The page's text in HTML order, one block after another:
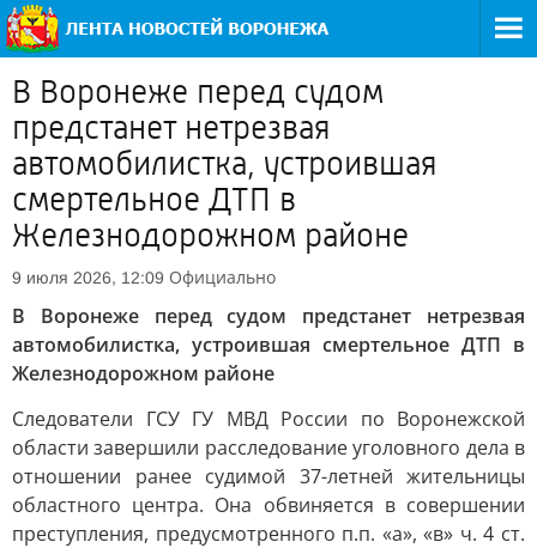
В Воронеже перед судом
предстанет нетрезвая
автомобилистка, устроившая
смертельное ДТП в
Железнодорожном районе
9 июля 2026, 12:09 Официально
В Воронеже перед судом предстанет нетрезвая
автомобилистка, устроившая смертельное ДТП в
Железнодорожном районе
Следователи ГСУ ГУ МВД России по Воронежской
области завершили расследование уголовного дела в
отношении ранее судимой 37-летней жительницы
областного центра. Она обвиняется в совершении
преступления, предусмотренного п.п. «а», «в» ч. 4 ст.